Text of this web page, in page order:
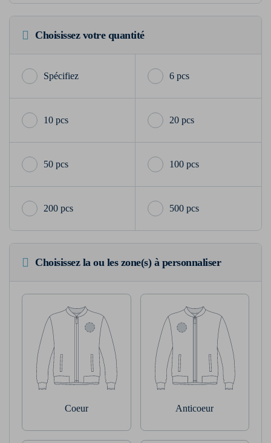
Choisissez votre quantité
6 pcs
10 pcs 20 pcs
50 pcs 100 pcs
200 pcs 500 pcs
Choisissez la ou les zone(s) à personnaliser
Coeur Anticoeur